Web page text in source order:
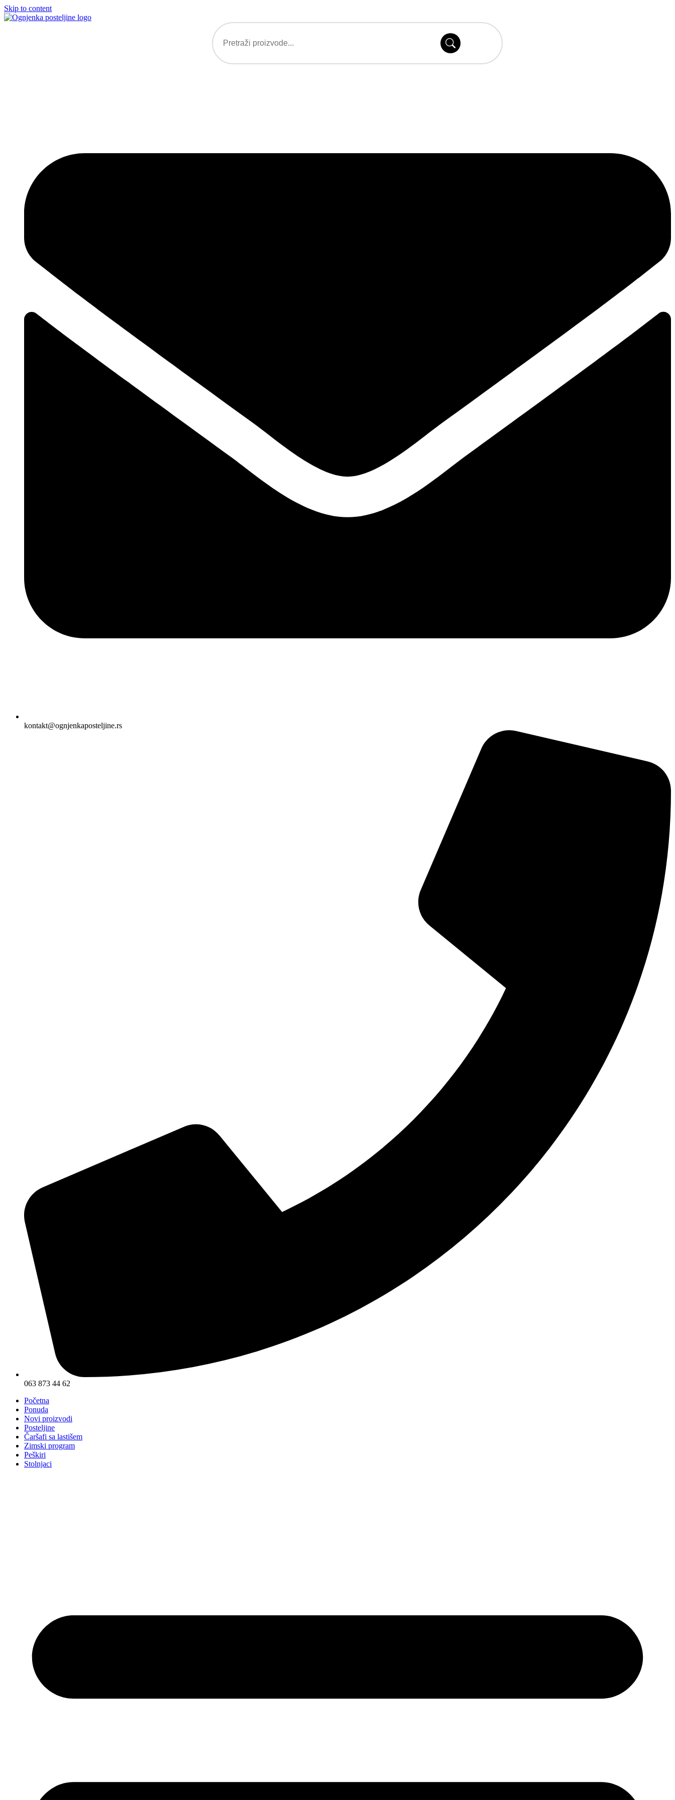
Skip to content
kontakt@ognjenkaposteljine.rs
063 873 44 62
Početna
Ponuda
Novi proizvodi
Posteljine
Čaršafi sa lastišem
Zimski program
Peškiri
Stolnjaci